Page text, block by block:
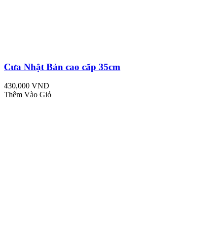
Cưa Nhật Bản cao cấp 35cm
430,000 VND
Thêm Vào Giỏ